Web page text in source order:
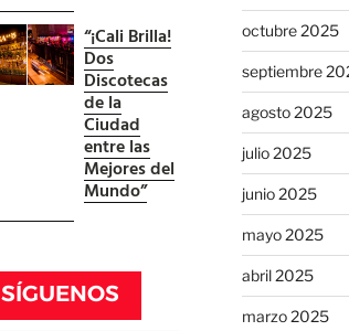
“¡Cali Brilla!
Dos
Discotecas
de la
Ciudad
entre las
Mejores del
Mundo”
SÍGUENOS
octubre 2025
septiembre
agosto 2025
julio 2025
junio 2025
mayo 2025
abril 2025
marzo 2025